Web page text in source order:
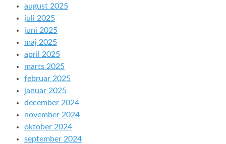
august 2025
juli 2025
juni 2025
maj 2025
april 2025
marts 2025
februar 2025
januar 2025
december 2024
november 2024
oktober 2024
september 2024